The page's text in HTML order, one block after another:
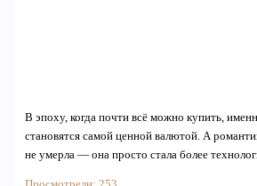
В эпоху, когда почти всё можно купить,
становятся самой ценной валютой. А
не умерла — она просто стала более